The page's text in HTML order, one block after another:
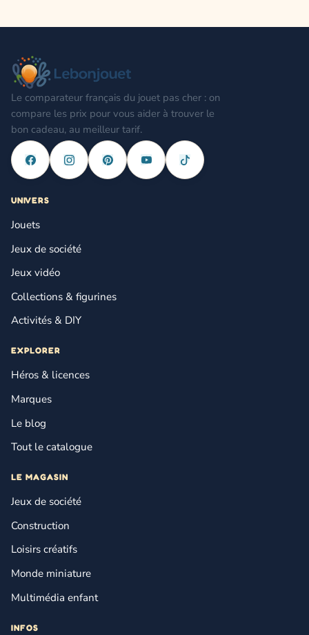
Le comparateur français du jouet pas cher : on
compare les prix pour vous aider à trouver le
bon cadeau, au meilleur tarif.
UNIVERS
Jouets
Jeux de société
Jeux vidéo
Collections & figurines
Activités & DIY
EXPLORER
Héros & licences
Marques
Le blog
Tout le catalogue
LE MAGASIN
Jeux de société
Construction
Loisirs créatifs
Monde miniature
Multimédia enfant
INFOS